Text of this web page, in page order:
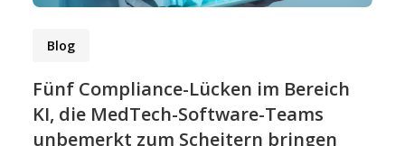
Blog
Fünf Compliance-Lücken im Bereich
KI, die MedTech-Software-Teams
unbemerkt zum Scheitern bringen